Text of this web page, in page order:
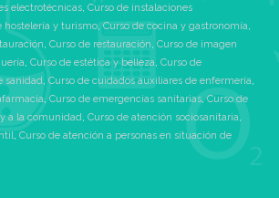
electrotécnicas, Curso de instalaciones
hostelería y turismo,Curso de cocina y gastronomía,
, Curso de restauración, Curso de imagen
, Curso de estética y belleza, Curso de
sanidad, Curso de cuidados auxiliares de enfermería,
,Curso de emergencias sanitarias,Curso de
a la comunidad, Curso de atención sociosanitaria,
, Curso de atención a personas en situación de